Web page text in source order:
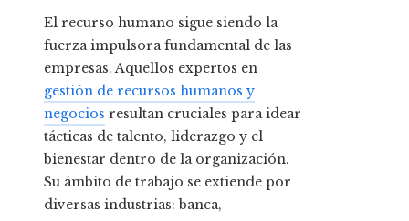
El recurso humano sigue siendo la
fuerza impulsora fundamental de las
empresas. Aquellos expertos en
gestión de recursos humanos y
negocios resultan cruciales para idear
tácticas de talento, liderazgo y el
bienestar dentro de la organización.
Su ámbito de trabajo se extiende por
diversas industrias: banca,